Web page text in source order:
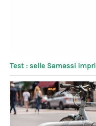
Test : selle Samassi